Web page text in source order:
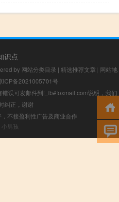
识点
by 网站分类目录 | 精选推荐文章 | 网站地
ICP备2021005701号
误可发邮件到f_fb#foxmail.com说明，我们
纠正，谢谢
不接盈利性广告及商业合作
小男孩